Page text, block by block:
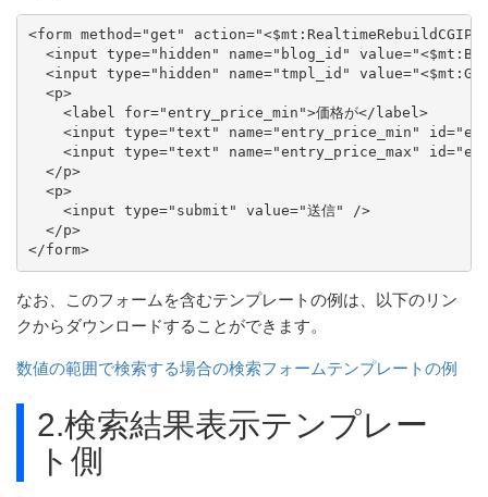
<form method="get"
<input type="hidden" name="blog_id"
<input type="hidden" name="tmpl_id"
  <p>
    <label for="entry_price_min">価格が</label>
<input type="text" name="entry_price_min"
<input type="text" name="entry_price_max"
  </p>
  <p>
    <input type="submit" value="送信" />
  </p>
</form>
なお、このフォームを含むテンプレートの例は、以下のリン
クからダウンロードすることができます。
数値の範囲で検索する場合の検索フォームテンプレートの例
2.検索結果表示テンプレー
ト側